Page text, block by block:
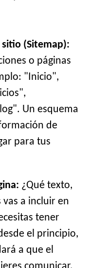
(Sitemap):
o páginas
"Inicio",
Un esquema
de
para tus
¿Qué texto,
vas a incluir en
tener
el principio,
a que el